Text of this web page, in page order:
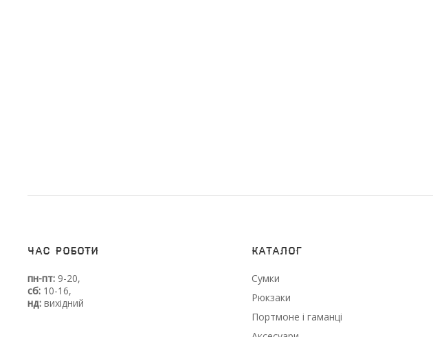
Час роботи
пн-пт: 9-20,
сб: 10-16,
нд: вихідний
Каталог
Сумки
Рюкзаки
Портмоне і гаманці